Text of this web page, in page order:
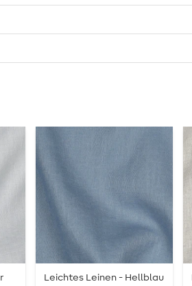
Leichtes Leinen - Hellblau